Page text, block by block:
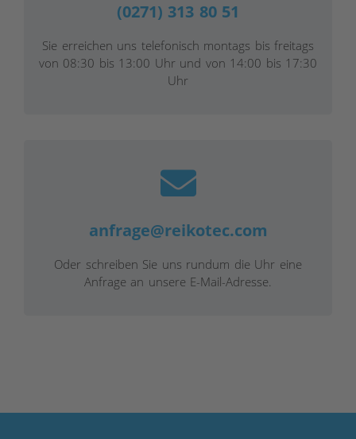
(0271) 313 80 51
Sie erreichen uns telefonisch montags bis freitags
von 08:30 bis 13:00 Uhr und von 14:00 bis 17:30
Uhr
anfrage@reikotec.com
Oder schreiben Sie uns rundum die Uhr eine
Anfrage an unsere E-Mail-Adresse.